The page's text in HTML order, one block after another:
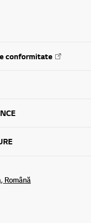
conformitate
Română